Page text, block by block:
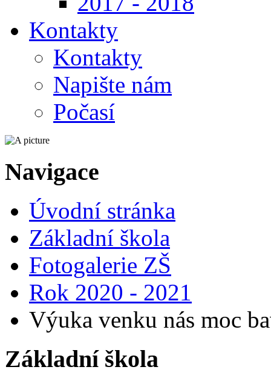
Kontakty
Kontakty
Napište nám
Počasí
Navigace
Úvodní stránka
Základní škola
Fotogalerie ZŠ
Rok 2020 - 2021
Výuka venku nás moc
Základní škola